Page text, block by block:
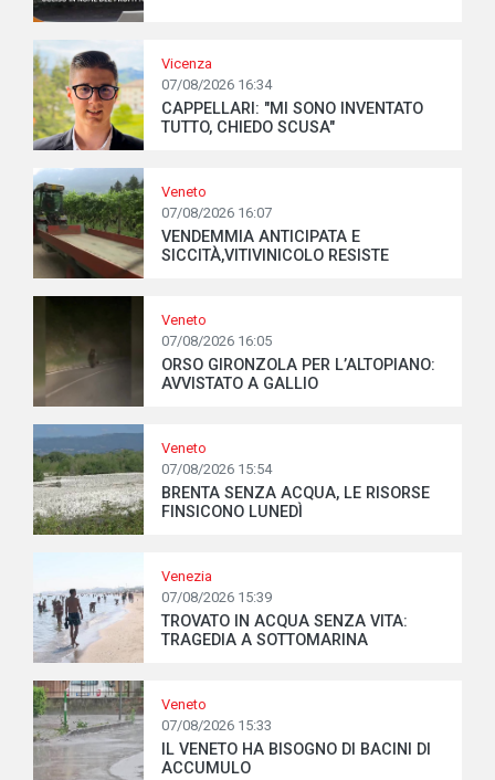
Vicenza
07/08/2026 16:34
CAPPELLARI: "MI SONO INVENTATO
TUTTO, CHIEDO SCUSA"
Veneto
07/08/2026 16:07
VENDEMMIA ANTICIPATA E
SICCITÀ,VITIVINICOLO RESISTE
Veneto
07/08/2026 16:05
ORSO GIRONZOLA PER L’ALTOPIANO:
AVVISTATO A GALLIO
Veneto
07/08/2026 15:54
BRENTA SENZA ACQUA, LE RISORSE
FINSICONO LUNEDÌ
Venezia
07/08/2026 15:39
TROVATO IN ACQUA SENZA VITA:
TRAGEDIA A SOTTOMARINA
Veneto
07/08/2026 15:33
IL VENETO HA BISOGNO DI BACINI DI
ACCUMULO